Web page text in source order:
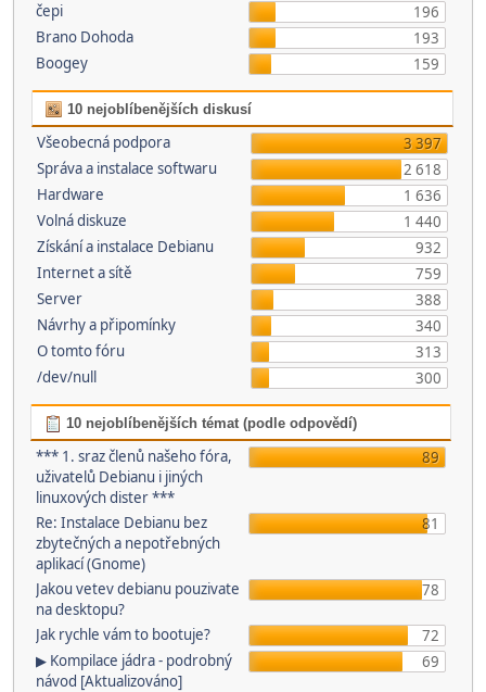
čepi
196
Brano Dohoda
193
Boogey
159
10 nejoblíbenějších diskusí
Všeobecná podpora
3 397
Správa a instalace softwaru
2 618
Hardware
1 636
Volná diskuze
1 440
Získání a instalace Debianu
932
Internet a sítě
759
Server
388
Návrhy a připomínky
340
O tomto fóru
313
/dev/null
300
10 nejoblíbenějších témat (podle odpovědí)
*** 1. sraz členů našeho fóra,
uživatelů Debianu i jiných
linuxových dister ***
89
Re: Instalace Debianu bez
zbytečných a nepotřebných
aplikací (Gnome)
81
Jakou vetev debianu pouzivate
na desktopu?
78
Jak rychle vám to bootuje?
72
▶ Kompilace jádra - podrobný
návod [Aktualizováno]
69